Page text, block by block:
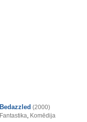
Bedazzled (2000)
Fantastika, Komēdija